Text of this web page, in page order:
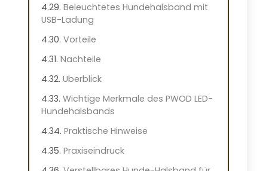
Beleuchtetes Hundehalsband mit
USB-Ladung
Vorteile
Nachteile
Überblick
Wichtige Merkmale des PWOD LED-
Hundehalsbands
Praktische Hinweise
Praxiseindruck